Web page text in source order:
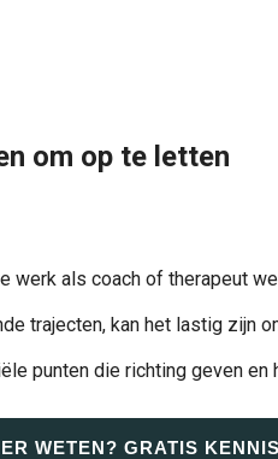
om op te letten
als coach of therapeut
trajecten, kan het lastig
punten die richting geven
WETEN? GRATIS